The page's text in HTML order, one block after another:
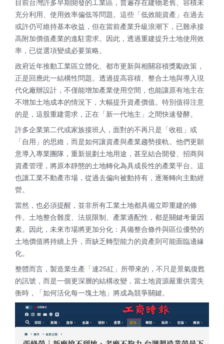
目前台灣許多早期開發的工業區，普遍存在建物老舊、容積未
充分利用、使用效率偏低等問題。這些「低效能資產」在過去
或許仍可維持基本收益，但在當前產業升級浪潮下，已難承接
高附加價值產業的進駐需求。因此，透過重建提升土地使用效
率，已從選項變成必要策略。
政府近年推動工業區立體化、都市更新與相關容積獎勵政策，
正是回應此一結構性問題。透過提高容積、整合土地與導入現
代化廠辦設計，不僅能增加產業使用空間，也能讓原有地主在
不增加土地成本的情況下，大幅提升資產價值。特別值得注意
的是，這股重建需求，正在「新一代地主」之間快速發酵。
許多企業第二代或家族接班人，面對的不再只是「收租」或
「自用」的思維，而是如何讓資產與產業趨勢接軌。他們更願
意導入專業團隊，重新規劃土地用途，甚至結合開發、招商與
資產管理，將原本靜態的土地轉化為具成長性的產業平台。這
也讓工業不動產市場，從過去偏向被動持有，逐漸轉向主動經
營。
當然，也必須提醒，並非所有工業土地都具備立即重建的條
件。土地整合難度、法規限制、產業適配性，都是關鍵考量因
素。因此，未來市場將更加分化：具備整合條件與區位優勢的
土地價值將持續上升，而缺乏轉型能力的資產則可能面臨邊緣
化。
整體而言，製造業生產「連25紅」所帶來的，不只是景氣復甦
的訊號，而是一個更深層的結構改變，當土地資源嚴重供需失
衡時，「如何活化每一塊土地」將成為競爭關鍵。